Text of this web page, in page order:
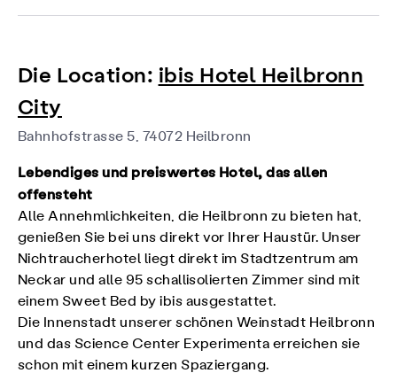
Die Location: ibis Hotel Heilbronn
City
Bahnhofstrasse 5, 74072 Heilbronn
Lebendiges und preiswertes Hotel, das allen
offensteht
Alle Annehmlichkeiten, die Heilbronn zu bieten hat,
genießen Sie bei uns direkt vor Ihrer Haustür. Unser
Nichtraucherhotel liegt direkt im Stadtzentrum am
Neckar und alle 95 schallisolierten Zimmer sind mit
einem Sweet Bed by ibis ausgestattet.
Die Innenstadt unserer schönen Weinstadt Heilbronn
und das Science Center Experimenta erreichen sie
schon mit einem kurzen Spaziergang.